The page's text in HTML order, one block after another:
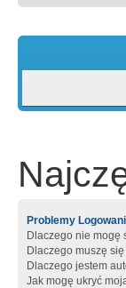
Problemy
Dlaczego nie mogę
Dlaczego muszę
Dlaczego jestem
Jak mogę ukryć